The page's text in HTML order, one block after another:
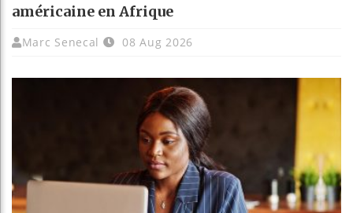
américaine en Afrique
Marc Senecal 08 Aug 2026